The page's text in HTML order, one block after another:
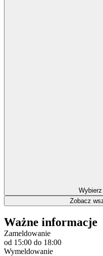
Zobacz
Ważne informacje
Zameldowanie
od 15:00 do 18:00
Wymeldowanie